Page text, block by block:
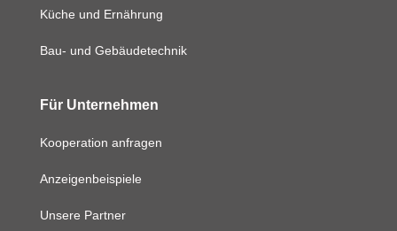
Küche und Ernährung
Bau- und Gebäudetechnik
Für Unternehmen
Kooperation anfragen
Anzeigenbeispiele
Unsere Partner